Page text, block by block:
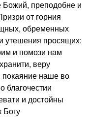
преподобне и
от горния
обременных
утешения просящих:
и помози нам
веру
покаяние наше во
благочестии
и достойны
Богу